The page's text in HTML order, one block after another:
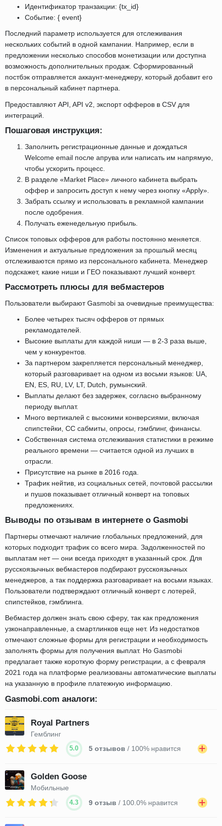
Идентификатор транзакции: {tx_id}
Событие: { event}
Последний параметр используется для отслеживания
нескольких событий в одной кампании. Например, если в
предложении несколько способов монетизации или доступна
возможность дополнительных продаж. Сформированный
постбэк отправляется аккаунт-менеджеру, который добавит его
в персональный кабинет партнера.
Предоставляют API, API v2, экспорт офферов в CSV для
интеграций.
Пошаговая инструкция:
Заполнить регистрационные данные и дождаться
Welcome email после апрува или написать им напрямую,
чтобы ускорить процесс.
В разделе «Market Place» личного кабинета выбрать
оффер и запросить доступ к нему через кнопку «Apply».
Забрать ссылку и использовать в рекламной кампании
после одобрения.
Получать еженедельную прибыль.
Список топовых офферов для работы постоянно меняется.
Изменения и актуальные предложения за прошлый месяц
отслеживаются прямо из персонального кабинета. Менеджер
подскажет, какие ниши и ГЕО показывают лучший конверт.
Рассмотреть плюсы для вебмастеров
Пользователи выбирают Gasmobi за очевидные преимущества:
Более четырех тысяч офферов от прямых
рекламодателей.
Высокие выплаты для каждой ниши — в 2-3 раза выше,
чем у конкурентов.
За партнером закрепляется персональный менеджер,
который разговаривает на одном из восьми языков: UA,
EN, ES, RU, LV, LT, Dutch, румынский.
Выплаты делают без задержек, согласно выбранному
периоду выплат.
Много вертикалей с высокими конверсиями, включая
спипстейки, СС сабмиты, опросы, гэмблинг, финансы.
Собственная система отслеживания статистики в режиме
реального времени — считается одной из лучших в
отрасли.
Присутствие на рынке в 2016 года.
Трафик нейтив, из социальных сетей, почтовой рассылки
и пушов показывает отличный конверт на топовых
предложениях.
Выводы по отзывам в интернете о Gasmobi
Партнеры отмечают наличие глобальных предложений, для
которых подходит трафик со всего мира. Задолженностей по
выплатам нет — они всегда приходят в указанный срок. Для
русскоязычных вебмастеров подбирают русскоязычных
менеджеров, а так поддержка разговаривает на восьми языках.
Пользователи подтверждают отличный конверт с лотерей,
спипстейков, гэмблинга.
Вебмастер должен знать свою сферу, так как предложения
узконаправленные, а смартлинков еще нет. Из недостатков
отмечают сложные формы для регистрации и необходимость
заполнять формы для получения выплат. Но Gasmobi
предлагает также короткую форму регистрации, а с февраля
2021 года на платформе реализованы автоматические выплаты
на указанную в профиле платежную информацию.
Gasmobi.com аналоги:
Royal Partners
Гемблинг
5.0 5 отзывов / 100% нравится
Golden Goose
Мобильные
4.3 9 отзыв / 100.0% нравится